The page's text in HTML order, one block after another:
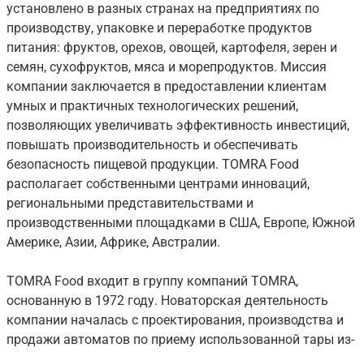
установлено в разных странах на предприятиях по
производству, упаковке и переработке продуктов
питания: фруктов, орехов, овощей, картофеля, зерен и
семян, сухофруктов, мяса и морепродуктов. Миссия
компании заключается в предоставлении клиентам
умных и практичных технологических решений,
позволяющих увеличивать эффективность инвестиций,
повышать производительность и обеспечивать
безопасность пищевой продукции. TOMRA Food
располагает собственными центрами инноваций,
региональными представительствами и
производственными площадками в США, Европе, Южной
Америке, Азии, Африке, Австралии.
TOMRA Food входит в группу компаний TOMRA,
основанную в 1972 году. Новаторская деятельность
компании началась с проектирования, производства и
продажи автоматов по приему использованной тары из-